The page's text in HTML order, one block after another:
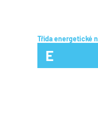
Třída energetické
E